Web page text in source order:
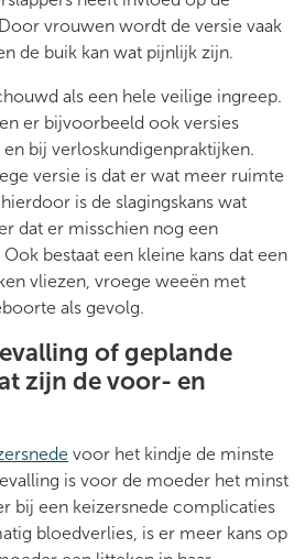
vrouwen wordt de versie vaak
de buik kan wat pijnlijk zijn.
als een hele veilige ingreep.
er bijvoorbeeld ook versies
bij verloskundigenpraktijken.
versie is dat er wat meer ruimte
is de slagingskans wat
dat er misschien nog een
bestaat een kleine kans dat een
vliezen, vroege weeën met
als gevolg.
of geplande
zijn de voor- en
voor het kindje de minste
is voor de moeder het minst
bij een keizersnede complicaties
bloedverlies, is er meer kans op